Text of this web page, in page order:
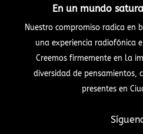
En un mundo
Nuestro compromiso radica en
una experiencia radiofónica
Creemos firmemente en la
diversidad de pensamientos,
presentes en